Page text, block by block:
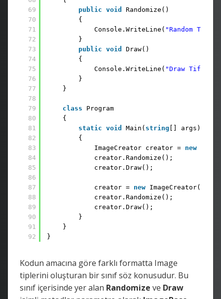
69
70
71
72
73
74
75
76
77
78
79
80
81
82
83
84
85
86
87
88
89
90
91
92
public void
Randomize()
{
Console.WriteLine( "Random Tif"
}
public void
Draw()
{
Console.WriteLine( "Draw Tif"
}
}
class
Program
{
static void Main( string [] args)
{
ImageCreator creator = new
creator.Randomize();
creator.Draw();
creator = new ImageCreator(
creator.Randomize();
creator.Draw();
}
}
}
Kodun amacına göre farklı formatta Image
tiplerini oluşturan bir sınıf söz konusudur. Bu
sınıf içerisinde yer alan Randomize ve Draw